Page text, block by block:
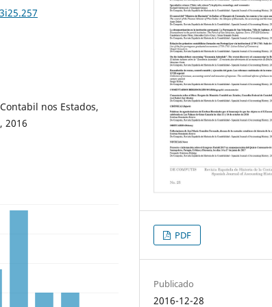
nos Estados,
2016
PDF
Publicado
2016-12-28